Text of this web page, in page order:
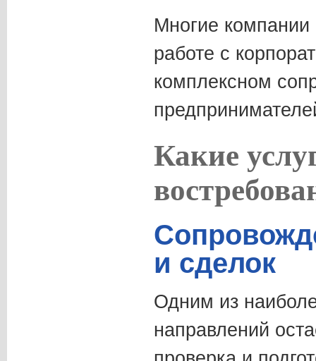
Многие компании
работе с
комплексном
Какие
и сделок
Одним из
направлений